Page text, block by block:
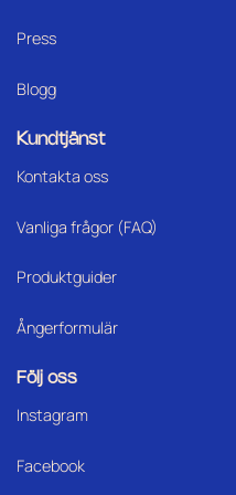
Press
Blogg
Kundtjänst
Kontakta oss
Vanliga frågor (FAQ)
Produktguider
Ångerformulär
Följ oss
Instagram
Facebook